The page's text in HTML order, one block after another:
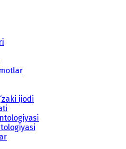
ijodi